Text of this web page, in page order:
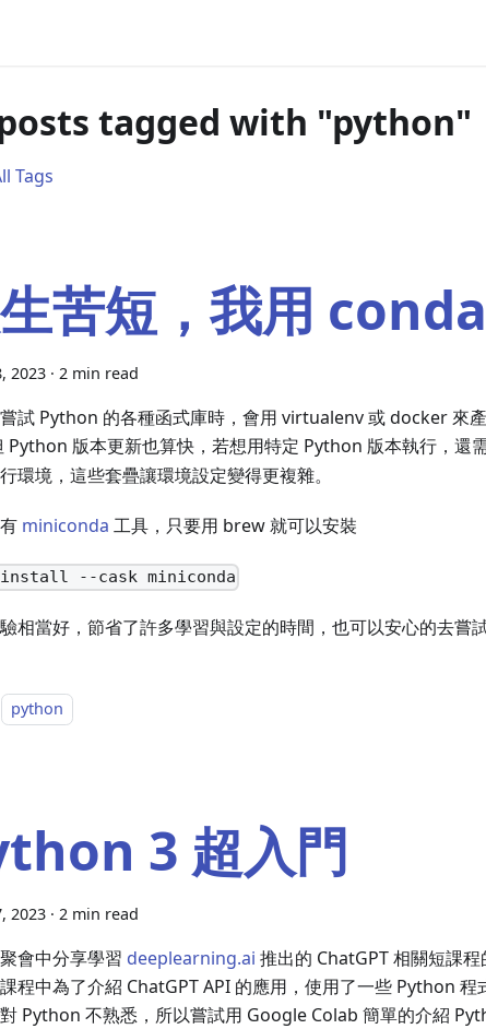
tagged with "python"
Tags
苦短，我用 conda
2023 · 2 min read
試 Python 的各種函式庫時，會用 virtualenv 或 docker 來
Python 版本更新也算快，若想用特定 Python 版本執行，還
環境，這些套疊讓環境設定變得更複雜。
miniconda 工具，只要用 brew 就可以安裝
install --cask miniconda
相當好，節省了許多學習與設定的時間，也可以安心的去嘗試
python
3 超入門
2023 · 2 min read
會中分享學習 deeplearning.ai 推出的 ChatGPT 相關短課程
程中為了介紹 ChatGPT API 的應用，使用了一些 Python 程
Python 不熟悉，所以嘗試用 Google Colab 簡單的介紹